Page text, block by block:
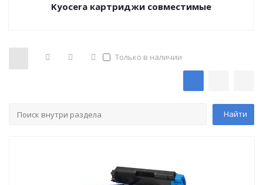
Kyocera картриджи совместимые
Только в наличии